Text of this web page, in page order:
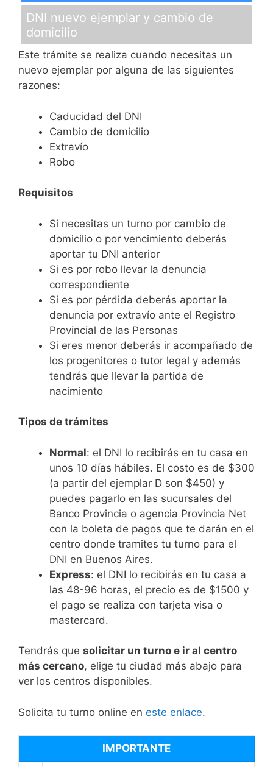
DNI nuevo ejemplar y cambio de
domicilio
Este trámite se realiza cuando necesitas un
nuevo ejemplar por alguna de las siguientes
razones:
Caducidad del DNI
Cambio de domicilio
Extravío
Robo
Requisitos
Si necesitas un turno por cambio de
domicilio o por vencimiento deberás
aportar tu DNI anterior
Si es por robo llevar la denuncia
correspondiente
Si es por pérdida deberás aportar la
denuncia por extravío ante el Registro
Provincial de las Personas
Si eres menor deberás ir acompañado de
los progenitores o tutor legal y además
tendrás que llevar la partida de
nacimiento
Tipos de trámites
Normal: el DNI lo recibirás en tu casa en
unos 10 días hábiles. El costo es de $300
(a partir del ejemplar D son $450) y
puedes pagarlo en las sucursales del
Banco Provincia o agencia Provincia Net
con la boleta de pagos que te darán en el
centro donde tramites tu turno para el
DNI en Buenos Aires.
Express: el DNI lo recibirás en tu casa a
las 48-96 horas, el precio es de $1500 y
el pago se realiza con tarjeta visa o
mastercard.
Tendrás que solicitar un turno e ir al centro
más cercano, elige tu ciudad más abajo para
ver los centros disponibles.
Solicita tu turno online en este enlace.
IMPORTANTE